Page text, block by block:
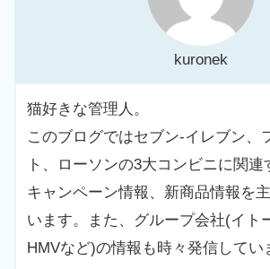
kuronek
猫好きな管理人。
このブログではセブン-イレブン、
ト、ローソンの3大コンビニに関
キャンペーン情報、新商品情報を
います。また、グループ会社(イト
HMVなど)の情報も時々発信してい